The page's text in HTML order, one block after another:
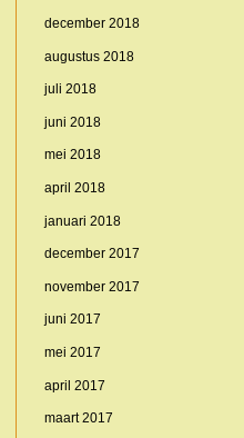
december 2018
augustus 2018
juli 2018
juni 2018
mei 2018
april 2018
januari 2018
december 2017
november 2017
juni 2017
mei 2017
april 2017
maart 2017